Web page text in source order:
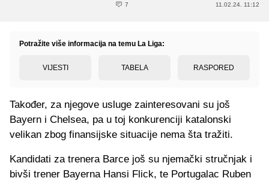
7 11.02.24. 11:12
Potražite više informacija na temu La Liga:
VIJESTI TABELA RASPORED
Također, za njegove usluge zainteresovani su još
Bayern i Chelsea, pa u toj konkurenciji katalonski
velikan zbog finansijske situacije nema šta tražiti.
Kandidati za trenera Barce još su njemački stručnjak i
bivši trener Bayerna Hansi Flick, te Portugalac Ruben